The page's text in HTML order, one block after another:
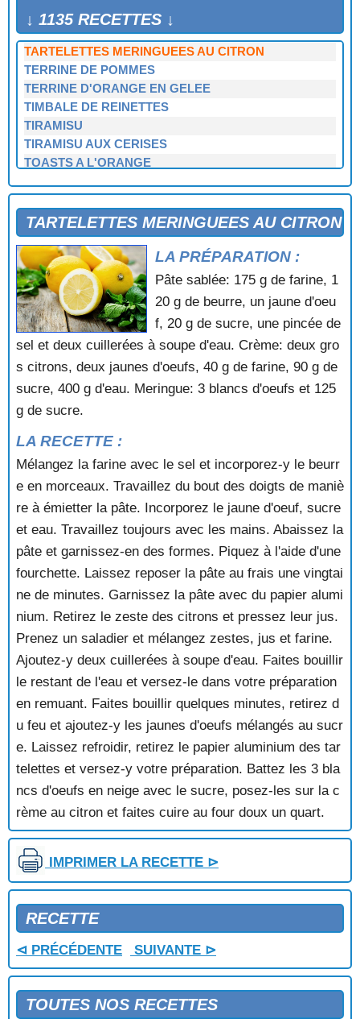
↓ 1135 RECETTES ↓
TARTELETTES AUX VIOLETTES
TARTELETTES DE NOEL
TARTELETTES MERINGUEES AU CITRON
TERRINE DE POMMES
TERRINE D'ORANGE EN GELEE
TIMBALE DE REINETTES
TIRAMISU
TIRAMISU AUX CERISES
TOASTS A L'ORANGE
TOURTE AUX ABRICOTS
TOURTE AUX CERISES
TOURTE AUX POIRES
TOURTE AUX POMMES
TOURTE AUX PRUNEAUX ET AUX POMMES
TOURTE AUX RAISINS
TOURTE DE TESSIN
TOURTE LORRAINE
TRUFFES AMANDINES
TRUFFES AU CACAO
TRUFFES AU CAFE
TULIPES GLACEES AUX FRAMBOISES
TURBAN DE SEMOULE ROYAL
YAOURT A LA FRAMBOISE
YAOURT AU CHOCOLAT
TARTELETTES MERINGUEES AU CITRON
LA PRÉPARATION :
Pâte sablée: 175 g de farine, 1
20 g de beurre, un jaune d'oeu
f, 20 g de sucre, une pincée de
sel et deux cuillerées à soupe d'eau. Crème: deux gro
s citrons, deux jaunes d'oeufs, 40 g de farine, 90 g de
sucre, 400 g d'eau. Meringue: 3 blancs d'oeufs et 125
g de sucre.
LA RECETTE :
Mélangez la farine avec le sel et incorporez-y le beurr
e en morceaux. Travaillez du bout des doigts de maniè
re à émietter la pâte. Incorporez le jaune d'oeuf, sucre
et eau. Travaillez toujours avec les mains. Abaissez la
pâte et garnissez-en des formes. Piquez à l'aide d'une
fourchette. Laissez reposer la pâte au frais une vingtai
ne de minutes. Garnissez la pâte avec du papier alumi
nium. Retirez le zeste des citrons et pressez leur jus.
Prenez un saladier et mélangez zestes, jus et farine.
Ajoutez-y deux cuillerées à soupe d'eau. Faites bouillir
le restant de l'eau et versez-le dans votre préparation
en remuant. Faites bouillir quelques minutes, retirez d
u feu et ajoutez-y les jaunes d'oeufs mélangés au sucr
e. Laissez refroidir, retirez le papier aluminium des tar
telettes et versez-y votre préparation. Battez les 3 bla
ncs d'oeufs en neige avec le sucre, posez-les sur la c
rème au citron et faites cuire au four doux un quart.
IMPRIMER LA RECETTE ⊳
RECETTE
⊲ PRÉCÉDENTE SUIVANTE ⊳
TOUTES NOS RECETTES